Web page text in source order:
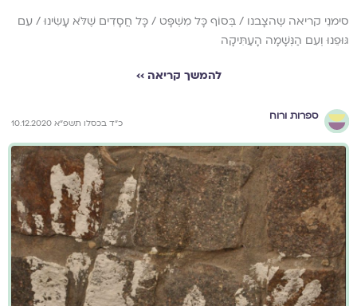
סימנֵי קריאה שֶהצָבנו / בְּסוֹף כָּל מִשְׁפָּט / כָּל חֲסָדִים שֶׁלֹּא עָשִׂינוּ / עִם
גּוּפֵנוּ וְעִם הַנְּשָׁמָה הָעַתִּיקָה
להמשך קריאה ››
ספרות ורוח
כ"ד בכסלו תשפ"א 10.12.2020